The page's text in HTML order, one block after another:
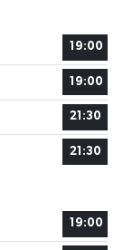
19:00
19:00
21:30
21:30
19:00